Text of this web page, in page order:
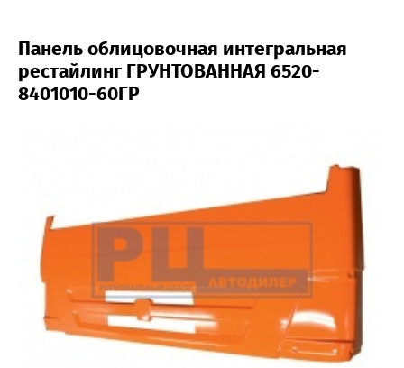
Панель облицовочная интегральная
рестайлинг ГРУНТОВАННАЯ 6520-
8401010-60ГР